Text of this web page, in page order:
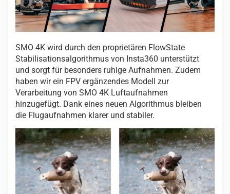
SMO 4K wird durch den proprietären FlowState
Stabilisationsalgorithmus von Insta360 unterstützt
und sorgt für besonders ruhige Aufnahmen. Zudem
haben wir ein FPV ergänzendes Modell zur
Verarbeitung von SMO 4K Luftaufnahmen
hinzugefügt. Dank eines neuen Algorithmus bleiben
die Flugaufnahmen klarer und stabiler.